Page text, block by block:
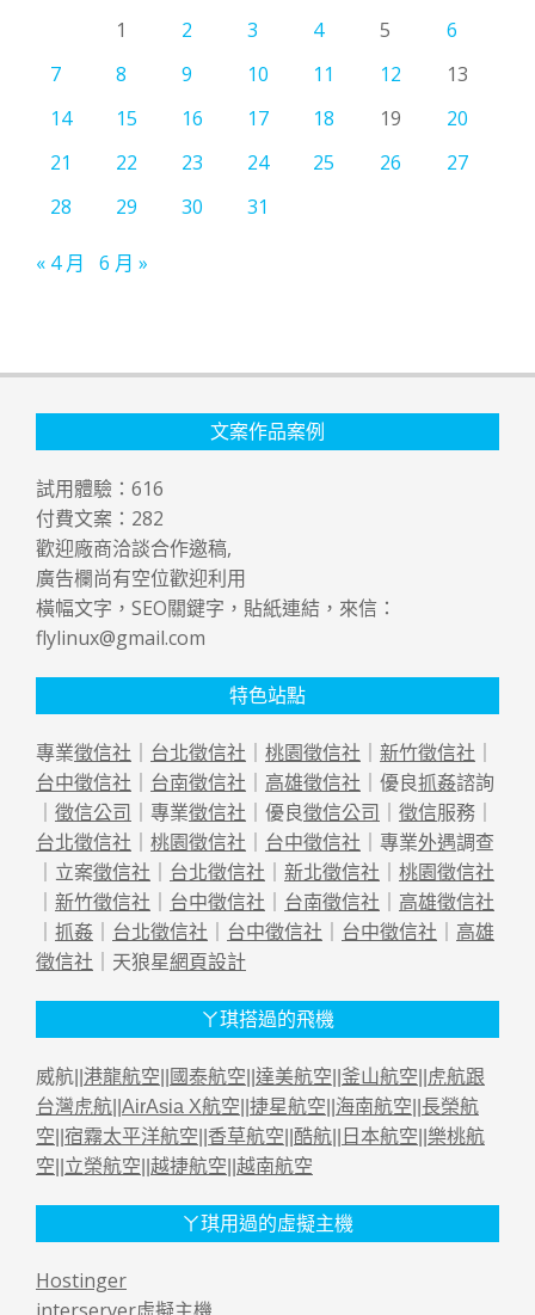
1
2 3 4 5
6
7
8 9 10 11 12
13
14
15 16 17 18 19
20
21
22 23 24 25 26
27
28
29 30 31
« 4 月 6 月 »
文案作品案例
試用體驗： 616
付費文案： 282
歡迎廠商洽談合作邀稿,
廣告欄尚有空位歡迎利用
橫幅文字，SEO關鍵字，貼紙連結，來信：
flylinux@gmail.com
特色站點
專業徵信社 ｜ 台北徵信社 ｜ 桃園徵信社 ｜ 新竹徵信社 ｜
台中徵信社 ｜ 台南徵信社 ｜ 高雄徵信社 ｜優良抓姦諮詢
｜ 徵信公司 ｜專業徵信社 ｜優良徵信公司 ｜ 徵信服務｜
台北徵信社 ｜ 桃園徵信社 ｜ 台中徵信社 ｜專業外遇調查
｜立案徵信社 ｜ 台北徵信社 ｜ 新北徵信社 ｜ 桃園徵信社
｜ 新竹徵信社 ｜ 台中徵信社 ｜ 台南徵信社 ｜ 高雄徵信社
｜ 抓姦 ｜ 台北徵信社 ｜ 台中徵信社 ｜ 台中徵信社 ｜ 高雄
徵信社 ｜天狼星網頁設計
ㄚ琪搭過的飛機
威航|| 港龍航空 國泰航空 達美航空 釜山航空
虎航跟
台灣虎航 AirAsia X航空 捷星航空 海南航空 長榮航
空 宿霧太平洋航空 香草航空 酷航 日本航空 樂桃航
空 立榮航空 越捷航空 越南航空
ㄚ琪用過的虛擬主機
Hostinger